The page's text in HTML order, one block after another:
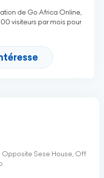
de Go Africa Online,
visiteurs par mois pour
Opposite Sese House, Off